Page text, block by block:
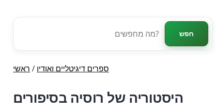
חפש
ראשי / ספרים דיגיטליים ואודיו
היסטוריה של רוסיה בסיפורים